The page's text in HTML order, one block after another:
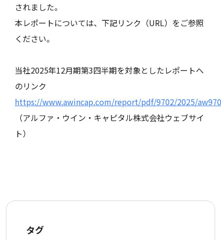
されました。
本レポートについては、下記リンク（URL）をご参照
ください。
当社2025年12月期第3四半期を対象としたレポートへ
のリンク
https://www.awincap.com/report/pdf/9702/2025/
（アルファ・ウイン・キャピタル株式会社ウェブサイ
ト）
タグ